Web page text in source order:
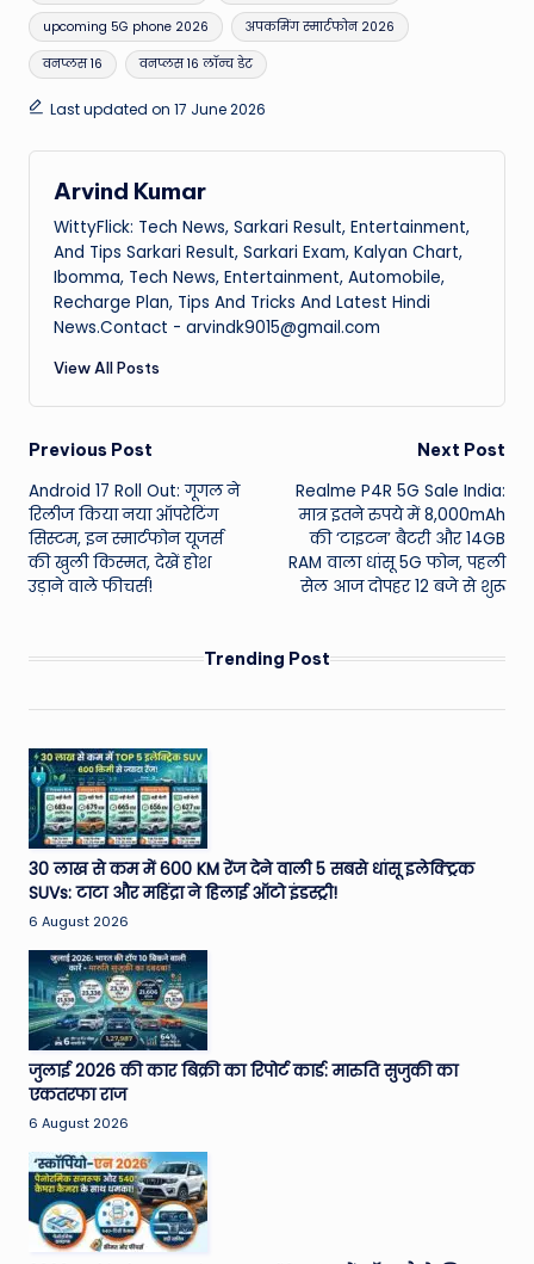
upcoming 5G phone 2026 अपकमिंग स्मार्टफोन 2026
वनप्लस 16 वनप्लस 16 लॉन्च डेट
Last updated on 17 June 2026
Arvind Kumar
WittyFlick: Tech News, Sarkari Result, Entertainment,
And Tips Sarkari Result, Sarkari Exam, Kalyan Chart,
Ibomma, Tech News, Entertainment, Automobile,
Recharge Plan, Tips And Tricks And Latest Hindi
News.Contact - arvindk9015@gmail.com
View All Posts
Post
navigation
Previous Post
Android 17 Roll Out: गूगल ने
रिलीज किया नया ऑपरेटिंग
सिस्टम, इन स्मार्टफोन यूजर्स
की खुली किस्मत, देखें होश
उड़ाने वाले फीचर्स!
Next Post
Realme P4R 5G Sale India:
मात्र इतने रुपये में 8,000mAh
की ‘टाइटन’ बैटरी और 14GB
RAM वाला धांसू 5G फोन, पहली
सेल आज दोपहर 12 बजे से शुरू
Trending Post
30 लाख से कम में 600 KM रेंज देने वाली 5 सबसे धांसू इलेक्ट्रिक
SUVs: टाटा और महिंद्रा ने हिलाई ऑटो इंडस्ट्री!
6 August 2026
जुलाई 2026 की कार बिक्री का रिपोर्ट कार्ड: मारुति सुजुकी का
एकतरफा राज
6 August 2026